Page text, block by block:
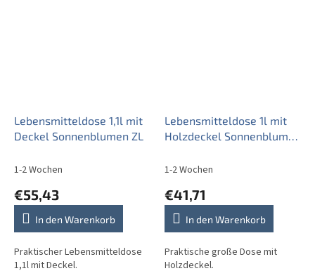
Lebensmitteldose 1,1l mit
Deckel Sonnenblumen ZL
1-2 Wochen
€55,43
In den Warenkorb
Praktischer Lebensmitteldose
1,1l mit Deckel.
Lebensmitteldose 1l mit
Holzdeckel Sonnenblumen
1-2 Wochen
€41,71
In den Warenkorb
Praktische große Dose mit
Holzdeckel.